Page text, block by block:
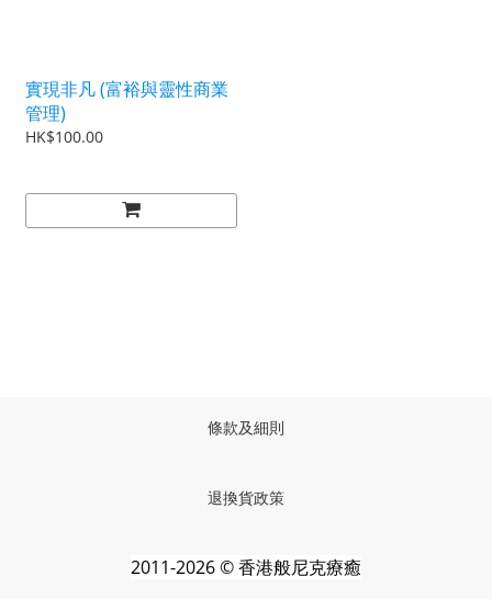
實現非凡 (富裕與靈性商業
管理)
HK$100.00
條款及細則
退換貨政策
2011-2026 © 香港般尼克療癒